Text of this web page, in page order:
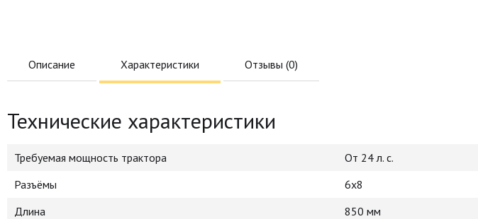
Описание Характеристики Отзывы (0)
Технические характеристики
Требуемая мощность трактора
От 24 л. с.
Разъёмы
6х8
Длина
850 мм